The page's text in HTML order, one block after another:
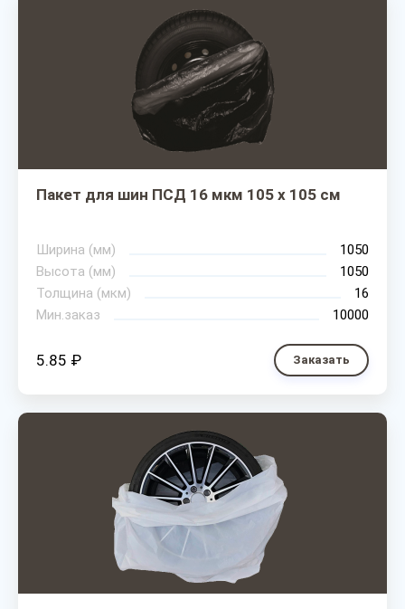
Пакет для шин ПСД 16 мкм 105 х 105 см
Ширина (мм)
1050
Высота (мм)
1050
Толщина (мкм)
16
Мин.заказ
10000
5.85 ₽ Заказать